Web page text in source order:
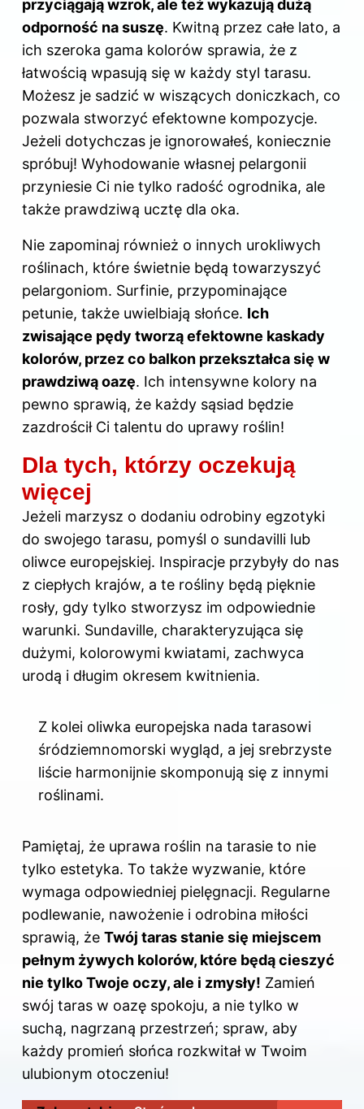
przyciągają wzrok, ale też wykazują dużą
odporność na suszę. Kwitną przez całe lato, a
ich szeroka gama kolorów sprawia, że z
łatwością wpasują się w każdy styl tarasu.
Możesz je sadzić w wiszących doniczkach, co
pozwala stworzyć efektowne kompozycje.
Jeżeli dotychczas je ignorowałeś, koniecznie
spróbuj! Wyhodowanie własnej pelargonii
przyniesie Ci nie tylko radość ogrodnika, ale
także prawdziwą ucztę dla oka.
Nie zapominaj również o innych urokliwych
roślinach, które świetnie będą towarzyszyć
pelargoniom. Surfinie, przypominające
petunie, także uwielbiają słońce. Ich
zwisające pędy tworzą efektowne kaskady
kolorów, przez co balkon przekształca się w
prawdziwą oazę. Ich intensywne kolory na
pewno sprawią, że każdy sąsiad będzie
zazdrościł Ci talentu do uprawy roślin!
Dla tych, którzy oczekują
więcej
Jeżeli marzysz o dodaniu odrobiny egzotyki
do swojego tarasu, pomyśl o sundavilli lub
oliwce europejskiej. Inspiracje przybyły do nas
z ciepłych krajów, a te rośliny będą pięknie
rosły, gdy tylko stworzysz im odpowiednie
warunki. Sundaville, charakteryzująca się
dużymi, kolorowymi kwiatami, zachwyca
urodą i długim okresem kwitnienia.
Z kolei oliwka europejska nada tarasowi
śródziemnomorski wygląd, a jej srebrzyste
liście harmonijnie skomponują się z innymi
roślinami.
Pamiętaj, że uprawa roślin na tarasie to nie
tylko estetyka. To także wyzwanie, które
wymaga odpowiedniej pielęgnacji. Regularne
podlewanie, nawożenie i odrobina miłości
sprawią, że Twój taras stanie się miejscem
pełnym żywych kolorów, które będą cieszyć
nie tylko Twoje oczy, ale i zmysły! Zamień
swój taras w oazę spokoju, a nie tylko w
suchą, nagrzaną przestrzeń; spraw, aby
każdy promień słońca rozkwitał w Twoim
ulubionym otoczeniu!